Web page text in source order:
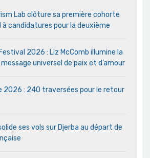
Lab clôture sa première cohorte
à candidatures pour la deuxième
2026 : Liz McComb illumine la
universel de paix et d’amour
2026 : 240 traversées pour le retour
ses vols sur Djerba au départ de